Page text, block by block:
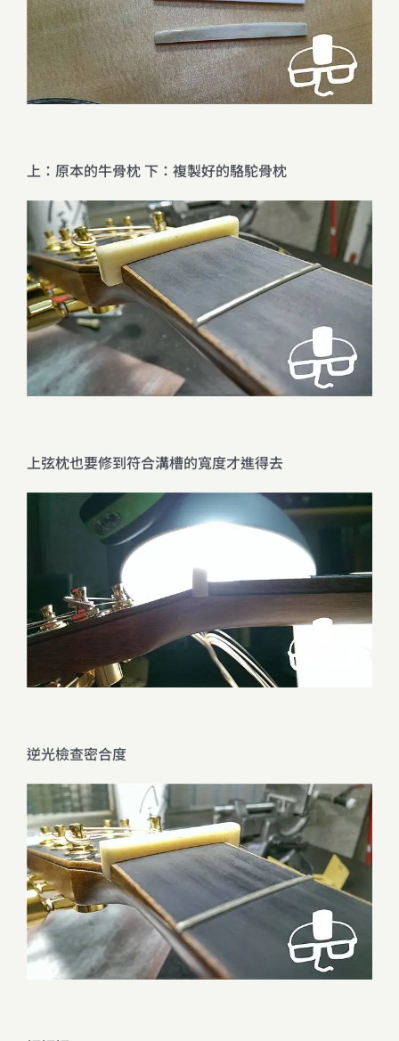
上：原本的牛骨枕 下：複製好的駱駝骨枕
上弦枕也要修到符合溝槽的寬度才進得去
逆光檢查密合度